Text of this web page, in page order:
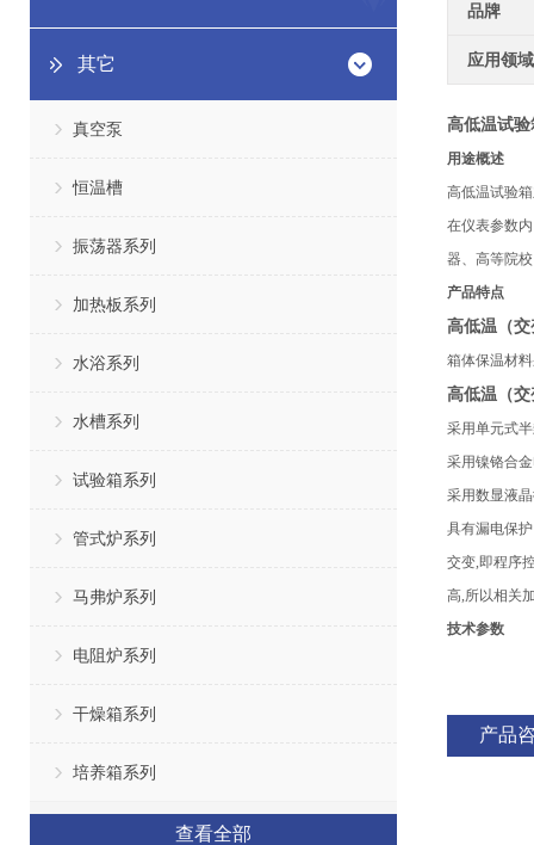
其它
真空泵
恒温槽
振荡器系列
加热板系列
水浴系列
水槽系列
试验箱系列
管式炉系列
马弗炉系列
电阻炉系列
干燥箱系列
培养箱系列
查看全部
品牌
应用领域
高低温试
用途概述
高低温试验
在仪表参数
器、高等院
产品特点
高低温（
箱体保温材
高低温（
采用单元式
采用镍铬合
采用数显液
具有漏电保
交变,即程序
高,所以相关
技术参数
产品